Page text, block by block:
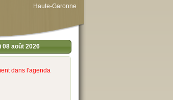
Haute-Garonne
08 août 2026
dans l'agenda